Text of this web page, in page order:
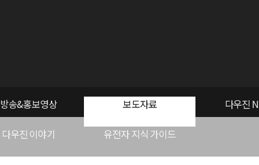
방송&홍보영상 보도자료 다우진
다우진 이야기 유전자 지식 가이드